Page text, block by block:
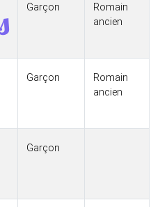
Garçon
Romain
ancien
Garçon
Romain
ancien
Garçon